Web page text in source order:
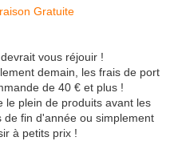
vous réjouir !
demain, les frais de port
de 40 € et plus !
le plein de produits avant les
fin d'année ou simplement
à petits prix !